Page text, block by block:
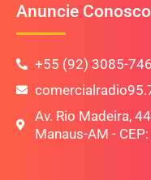
Anuncie Conosco
+55 (92) 3085-
Av. Rio Madeira,
Manaus-AM -